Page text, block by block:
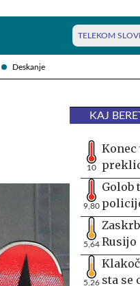
Deskanje
TELEKOM
KAJ
10
Konec
9,80
Golob
5,64 Rusijo
5,26 sta se